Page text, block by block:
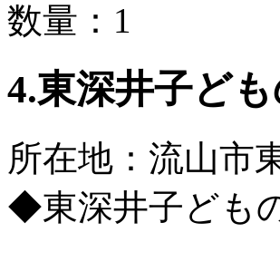
数量：1
4.東深井子ど
所在地：流山市
◆東深井子ども